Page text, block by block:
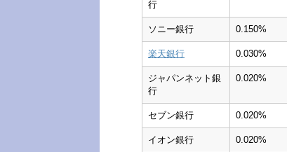
行
ソニー銀行 0.150%
楽天銀行 0.030%
ジャパンネット銀
行
0.020%
セブン銀行 0.020%
イオン銀行 0.020%